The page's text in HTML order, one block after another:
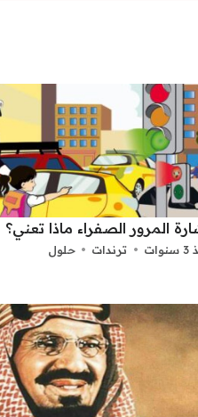
المرور الصفراء ماذا تعني؟
ترندات حلول